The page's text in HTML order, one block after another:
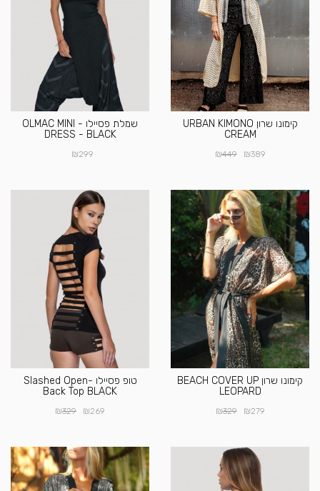
קימונו שרון URBAN KIMONO
CREAM
₪389
₪449
שמלת פסיילו - OLMAC MINI
DRESS - BLACK
₪299
קימונו שרון BEACH COVER UP
LEOPARD
₪279
₪329
טופ פסיילו Slashed Open-
Back Top BLACK
₪269
₪329